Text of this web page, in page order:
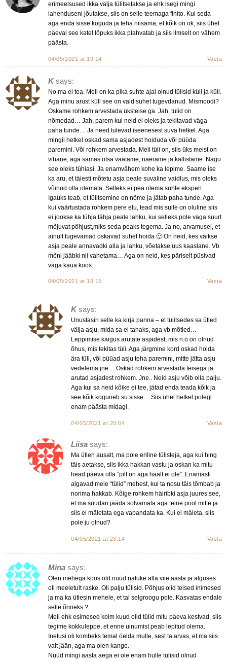
erimeelsused ikka välja tülitsetakse ja ehk isegi mingi
lahenduseni jõutakse, siis on selle teemaga finito. Kui seda
aga enda sisse koguda ja teha niisama, et kõik on ok, siis ühel
päeval see katel lõpuks ikka plahvatab ja siis ilmselt on vähem
päästa.
04/05/2021 at 19:14 Vasta
K says:
No ma ei tea. Meil on ka pika suhte ajal olnud tülisid küll ja küll.
Aga minu arust küll see on vaid suhet tugevdanud. Mismoodi?
Oskame rohkem arvestada üksteise ga. Jah, tülid on
nõmedad… Jah, parem kui neid ei oleks ja tekitavad väga
paha tunde… Ja need tulevad iseenesest suva hetkel. Aga
mingil hetkel oskad sama asjadest hoiduda või püüda
paremini. Või rohkem arvestada. Meil tüli on, siis üks meist on
vihane, aga samas otsa vaatame, naerame ja kallistame. Nagu
see oleks tühiasi. Ja enamvähem kohe ka lepime. Saame ise
ka aru, et täiesti mõtetu asja peale suvaline vaidlus, mis oleks
võinud olla olemata. Selleks ei pea olema suhte ekspert.
Igaüks teab, et tülitsemine on nõme ja jätab paha tunde. Aga
kui väärtustada rohkem pere elu, tead mis sulle on oluline siis
ei jookse ka tühja tähja peale lahku, kui selleks pole väga suurt
mõjuvat põhjust,miks seda peaks tegema. Ja no, arvamusel, et
ainult tugevamad oskavad suhet hoida 🙂 On neid, kes väikse
asja peale annavadki alla ja lahku, võetakse uus kaaslane. Vb
mõni jääbki nii vahetama… Aga on neid, kes päriselt püsivad
väga kaua koos.
04/05/2021 at 19:15 Vasta
K says:
Unustasin selle ka kirja panna – et tülitsedes sa ütled
välja asju, mida sa ei tahaks, aga vb mõtled…
Leppimise käigus arutate asjadest, mis n.ö on olnud
õhus, mis tekitas tüli. Aga järgmine kord oskad hoida
ära tüli, või püüad asju teha paremini, mitte jätta asju
vedelema jne… Oskad rohkem arvestada teisega ja
arutad asjadest rohkem. Jne.. Neid asju võib olla palju.
Aga kui sa neid kõike ei tee, jätad enda teada kõik ja
see kõik koguneb su sisse… Siis ühel hetkel polegi
enam päästa midagi.
04/05/2021 at 20:04 Vasta
Liisa says:
Ma ütlen ausalt, ma pole eriline tülisteja, aga kui hing
täis aetakse, siis ikka hakkan vastu ja oskan ka mitu
head päeva olla “pilt on aga häält ei ole”. Enamasti
algavad meie “tülid” mehest, kui ta nosu täis tõmbab ja
norima hakkab. Kõige rohkem häiribki asja juures see,
et ma suudan jääda solvamata aga teine pool mitte ja
siis ei mäletata ega vabandata ka. Kui ei mäleta, siis
pole ju olnud?
04/05/2021 at 23:14 Vasta
Mina says:
Olen mehega koos old nüüd natuke alla viie aasta ja alguses
oli meeletult raske. Oli palju tülisid. Põhjus olid teised inimesed
ja ma ka ütlesin mehele, et tal selgroogu pole. Kasvatas endale
selle õnneks ?.
Meil ehk esimesed kolm kuud olid tülid mitu päeva kestvad, siis
tegime kokkuleppe, et enne uinumist peab lepitud olema.
Inetusi oli kombeks temal öelda mulle, sest ta arvas, et ma siis
vait jään, aga ma olen kange.
Nüüd mingi aasta aega ei ole enam hulle tülisid olnud